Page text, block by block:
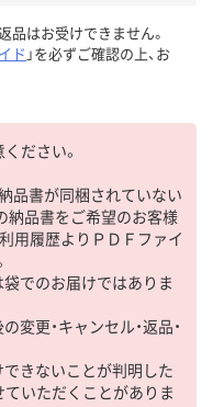
品はお受けできません。
ド 」を必ずご確認の上、お
ださい。
品書が同梱されていない
納品書をご希望のお客様
用履歴よりＰＤＦファイ
でのお届けではありま
変更・キャンセル・返品・
できないことが判明した
ていただくことがありま